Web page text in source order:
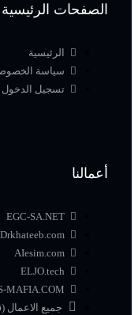
الصفحات الرئيسية
الرئيسية
سياسة الخصوصية
تسجيل الدخول
أعمالنا
EGC-SA.NET
Drkhateeb.com
AIesim.com
ELJO.tech
MAFIA.COM
جميع الاعمال